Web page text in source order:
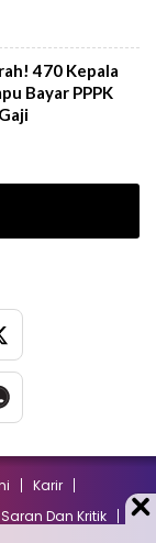
470 Kepala
Bayar PPPK
Karir
Saran Dan Kritik